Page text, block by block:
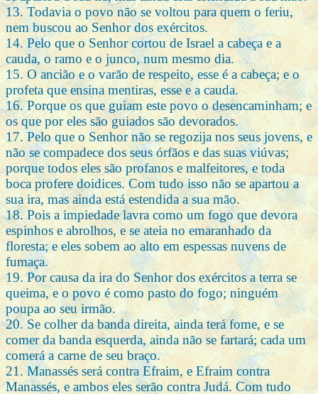
13. Todavia o povo não se voltou para quem o feriu,
nem buscou ao Senhor dos exércitos.
14. Pelo que o Senhor cortou de Israel a cabeça e a
cauda, o ramo e o junco, num mesmo dia.
15. O ancião e o varão de respeito, esse é a cabeça; e o
profeta que ensina mentiras, esse e a cauda.
16. Porque os que guiam este povo o desencaminham; e
os que por eles são guiados são devorados.
17. Pelo que o Senhor não se regozija nos seus jovens, e
não se compadece dos seus órfãos e das suas viúvas;
porque todos eles são profanos e malfeitores, e toda
boca profere doidices. Com tudo isso não se apartou a
sua ira, mas ainda está estendida a sua mão.
18. Pois a impiedade lavra como um fogo que devora
espinhos e abrolhos, e se ateia no emaranhado da
floresta; e eles sobem ao alto em espessas nuvens de
fumaça.
19. Por causa da ira do Senhor dos exércitos a terra se
queima, e o povo é como pasto do fogo; ninguém
poupa ao seu irmão.
20. Se colher da banda direita, ainda terá fome, e se
comer da banda esquerda, ainda não se fartará; cada um
comerá a carne de seu braço.
21. Manassés será contra Efraim, e Efraim contra
Manassés, e ambos eles serão contra Judá. Com tudo